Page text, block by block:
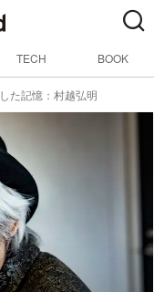
TECH BOOK
た記憶：村越弘明